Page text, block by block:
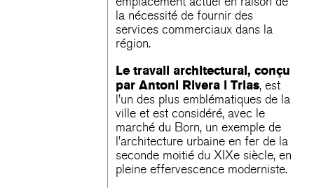
la nécessité de fournir des
services commerciaux dans la
région.
Le travail architectural, conçu
par Antoni Rivera i Trias, est
l’un des plus emblématiques de la
ville et est considéré, avec le
marché du Born, un exemple de
l’architecture urbaine en fer de la
seconde moitié du XIXe siècle, en
pleine effervescence moderniste.